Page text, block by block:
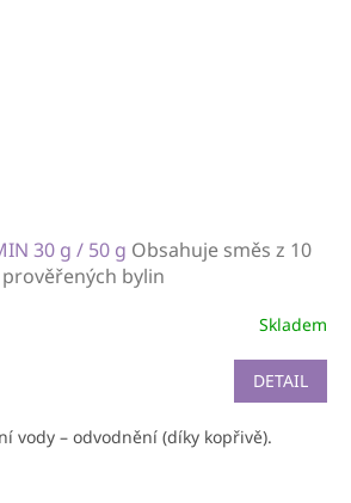
30 g / 50 g Obsahuje směs z 10
prověřených bylin
Skladem
DETAIL
vody – odvodnění (díky kopřivě).